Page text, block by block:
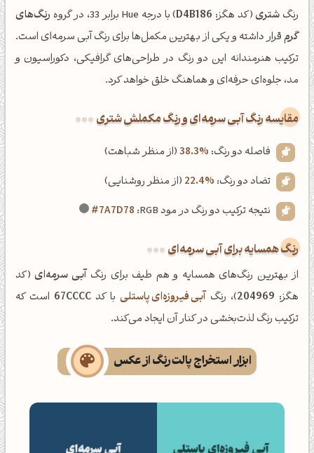
رنگشتری(کد هگز: D4B186) با درجه Hue برابر 33، در گروه
رنگ‌های
گرمقرار داشته و یکی از بهترین مکمل‌ها برای رنگ آبی سرمه‌ای است.
ترکیب هنرمندانه این دو رنگ در طراحی‌های گرافیکی، دکوراسیون و
مد، جلوه‌ای حرفه‌ای و هماهنگ خلق خواهد کرد.
‌مقایسه رنگ آبی سرمه‌ای و رنگ مکملش شتری
فاصله دو رنگ: 38.3%(از منظر شباهت)
تضاد دو رنگ: 22.4% (از منظر روشنایی)
نتیجه ترکیب دو رنگ در مود RGB:
#7A7D78
رنگ همسایه برای آبی سرمه‌ای
از بهترین رنگ‌های همسایه و هم طیف برای رنگآبی سرمه‌ای(کد
هگز: 204969)، رنگ آبی فیروزه‌ای پاستلی با کد 67CCCC است که
ترکیب رنگ لذت‌بخشی در کنار آن ایجاد می‌کند.
ابزار استخراج پالت رنگ از عکس